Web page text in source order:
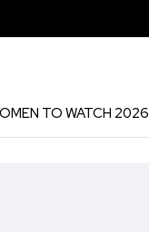
TO WATCH 2026